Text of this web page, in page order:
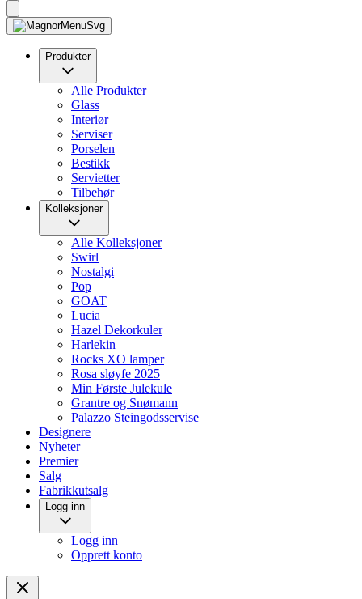
Produkter
Alle Produkter
Glass
Interiør
Serviser
Porselen
Bestikk
Servietter
Tilbehør
Kolleksjoner
Alle Kolleksjoner
Swirl
Nostalgi
Pop
GOAT
Lucia
Hazel Dekorkuler
Harlekin
Rocks XO lamper
Rosa sløyfe 2025
Min Første Julekule
Grantre og Snømann
Palazzo Steingodsservise
Designere
Nyheter
Premier
Salg
Fabrikkutsalg
Logg inn
Logg inn
Opprett konto